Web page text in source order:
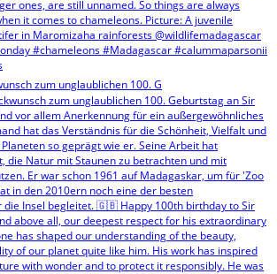
zum unglaublichen 100. G